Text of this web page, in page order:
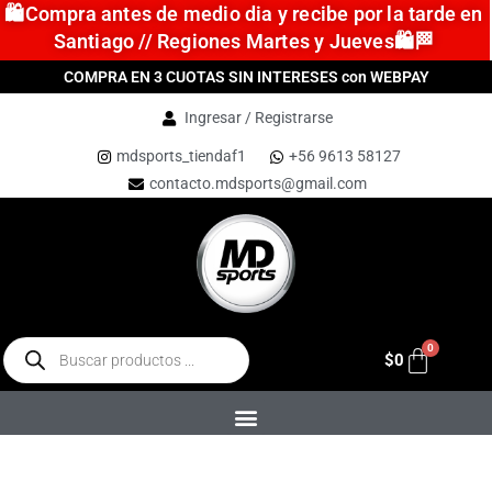
🛍️Compra antes de medio dia y recibe por la tarde en
Santiago // Regiones Martes y Jueves🛍️🏁
COMPRA EN 3 CUOTAS SIN INTERESES con WEBPAY
Ingresar / Registrarse
mdsports_tiendaf1
+56 9613 58127
contacto.mdsports@gmail.com
$0